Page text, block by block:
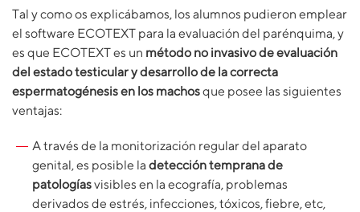
Tal y como os explicábamos, los alumnos pudieron emplear
el software ECOTEXT para la evaluación del parénquima, y
es que ECOTEXT es un método no invasivo de evaluación
del estado testicular y desarrollo de la correcta
espermatogénesis en los machosque posee las siguientes
ventajas:
A través de la monitorización regular del aparato
genital, es posible la detección temprana de
patologíasvisibles en la ecografía, problemas
derivados de estrés, infecciones, tóxicos, fiebre, etc,